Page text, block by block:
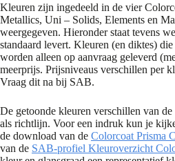
Kleuren zijn ingedeeld in de vier
Metallics, Uni – Solids, Elements en
weergegeven. Hieronder staat tevens
standaard levert. Kleuren (en diktes)
worden alleen op aanvraag geleverd
meerprijs. Prijsniveaus verschillen per
Vraag dit na bij SAB.
De getoonde kleuren verschillen van
als richtlijn. Voor een indruk kun je
de download van de Colorcoat Prisma
van de SAB-profiel Kleuroverzicht